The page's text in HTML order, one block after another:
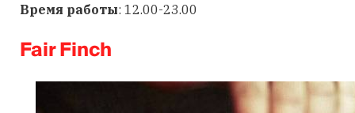
Время работы: 12.00-23.00
Fair Finch